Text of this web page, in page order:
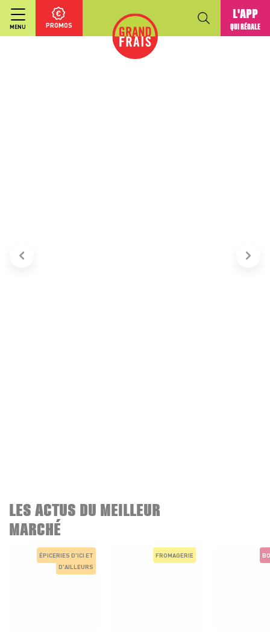
MENU PROMOS
L'APP
QUI RÉGALE
LES ACTUS DU MEILLEUR
MARCHÉ
ÉPICERIES D'ICI ET
D'AILLEURS
FROMAGERIE